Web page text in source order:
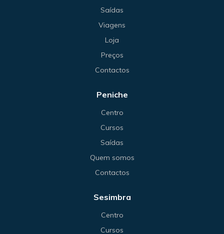
Saídas
Viagens
Loja
Preços
Contactos
Peniche
Centro
Cursos
Saídas
Quem somos
Contactos
Sesimbra
Centro
Cursos